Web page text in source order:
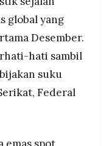
global yang
Desember.
hati sambil
suku
Federal